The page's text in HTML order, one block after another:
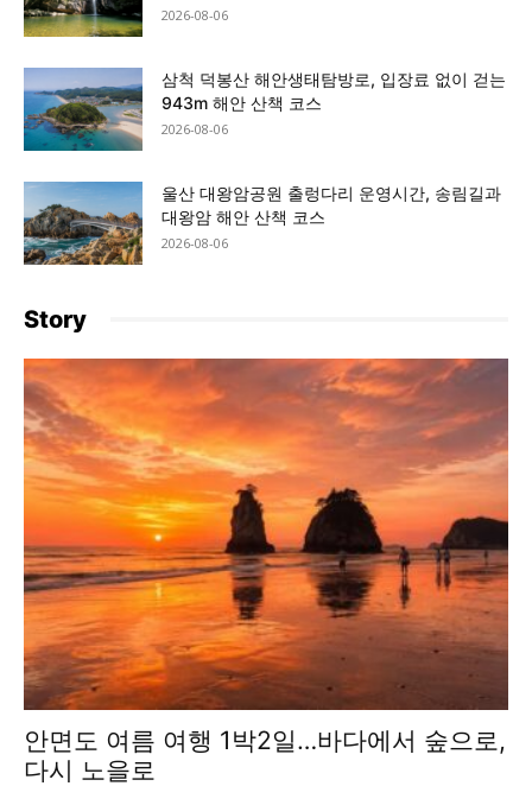
2026-08-06
삼척 덕봉산 해안생태탐방로, 입장료 없이 걷는
943m 해안 산책 코스
2026-08-06
울산 대왕암공원 출렁다리 운영시간, 송림길과
대왕암 해안 산책 코스
2026-08-06
Story
안면도 여름 여행 1박2일…바다에서 숲으로,
다시 노을로